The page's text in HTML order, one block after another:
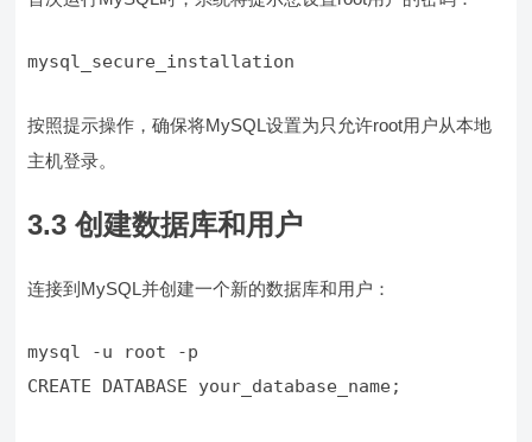
mysql_secure_installation
按照提示操作，确保将MySQL设置为只允许root用户从本地
主机登录。
3.3 创建数据库和用户
连接到MySQL并创建一个新的数据库和用户：
CREATE DATABASE your_database_name;